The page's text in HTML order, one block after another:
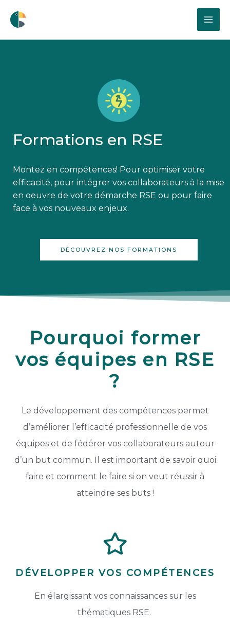
Formations en RSE
Montez en compétences! Pour optimiser votre
efficacité, pour intégrer vos collaborateurs à la mise
en oeuvre de votre démarche RSE ou pour faire
face à vos nouveaux enjeux.
DÉCOUVREZ NOS FORMATIONS
Pourquoi former
vos équipes en RSE
?
Le développement des compétences permet
d’améliorer l’efficacité professionnelle de vos
équipes et de fédérer vos collaborateurs autour
d’un but commun. Il est important de savoir quoi
faire et comment le faire si on veut réussir à
atteindre ses buts !
DÉVELOPPER VOS COMPÉTENCES
En élargissant vos connaissances sur les
thématiques RSE.